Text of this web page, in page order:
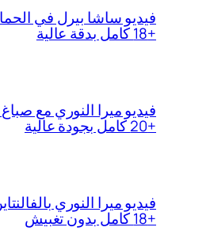
فيديو ساشا بيرل في
+18 كامل بدقة عالية
فيديو ميرا النوري مع
+20 كامل بجودة عالية
فيديو ميرا النوري
+18 كامل بدون تغبيش